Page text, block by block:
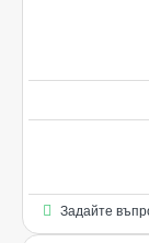
Задайте